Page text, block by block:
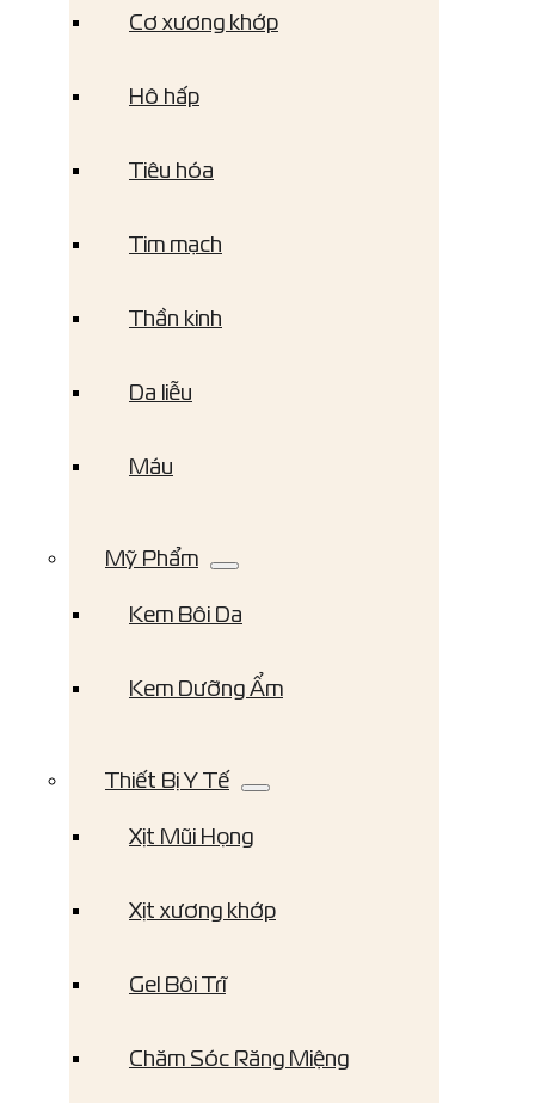
Cơ xương khớp
Hô hấp
Tiêu hóa
Tim mạch
Thần kinh
Da liễu
Máu
Mỹ Phẩm
Kem Bôi Da
Kem Dưỡng Ẩm
Thiết Bị Y Tế
Xịt Mũi Họng
Xịt xương khớp
Gel Bôi Trĩ
Chăm Sóc Răng Miệng